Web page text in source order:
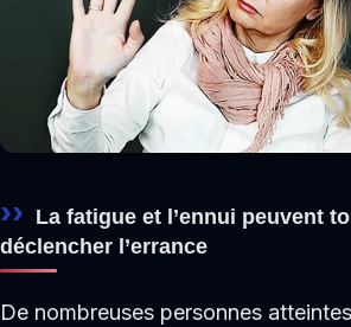
La fatigue et l’ennui peuvent
déclencher l’errance
De nombreuses personnes